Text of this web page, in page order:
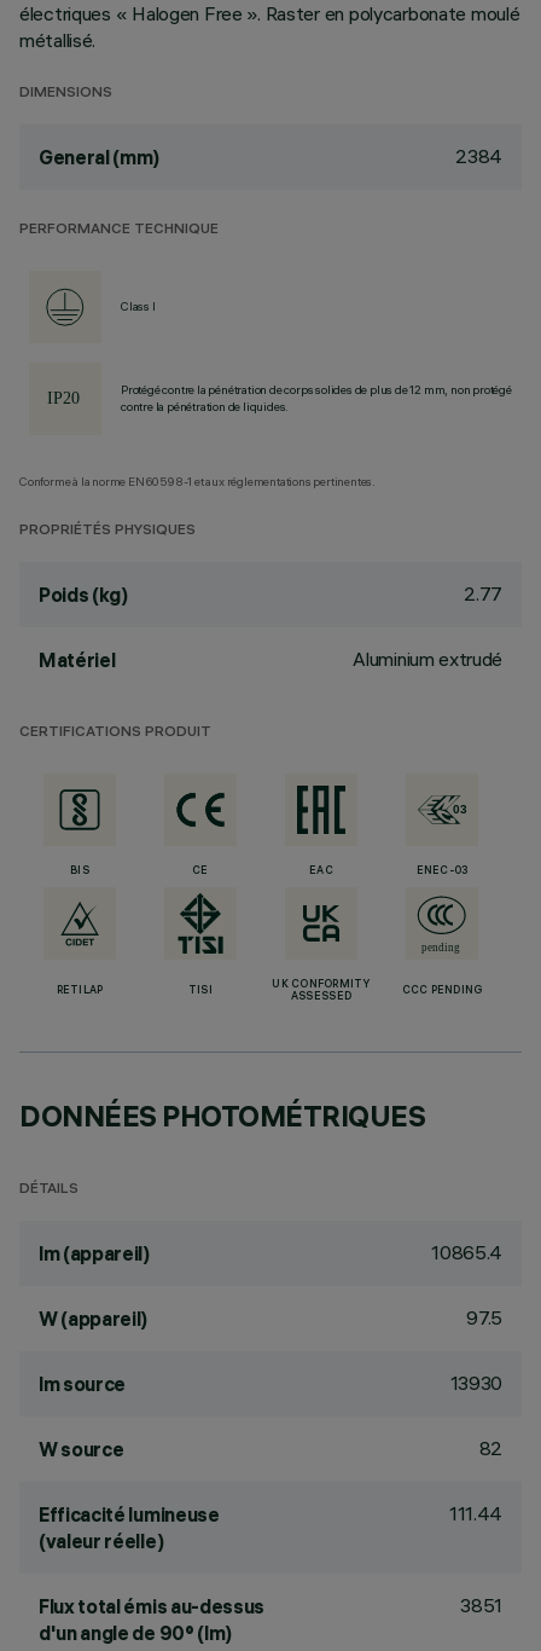
électriques « Halogen Free ». Raster en polycarbonate moulé
métallisé.
DIMENSIONS
General (mm) 2384
PERFORMANCE TECHNIQUE
Class I
Protégé contre la pénétration de corps solides de plus de 12 mm, non protégé
contre la pénétration de liquides.
Conforme à la norme EN60598-1 et aux réglementations pertinentes.
PROPRIÉTÉS PHYSIQUES
Poids (kg) 2.77
Matériel Aluminium extrudé
CERTIFICATIONS PRODUIT
BIS CE EAC ENEC-03
RETILAP TISI
UK CONFORMITY
ASSESSED
CCC PENDING
DONNÉES PHOTOMÉTRIQUES
DÉTAILS
lm (appareil) 10865.4
W (appareil) 97.5
lm source 13930
W source 82
Efficacité lumineuse
(valeur réelle)
111.44
Flux total émis au-dessus
d'un angle de 90° (lm)
3851